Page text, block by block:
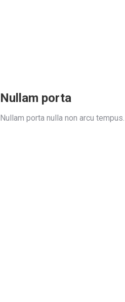
Nullam porta
Nullam porta nulla non arcu tempus.